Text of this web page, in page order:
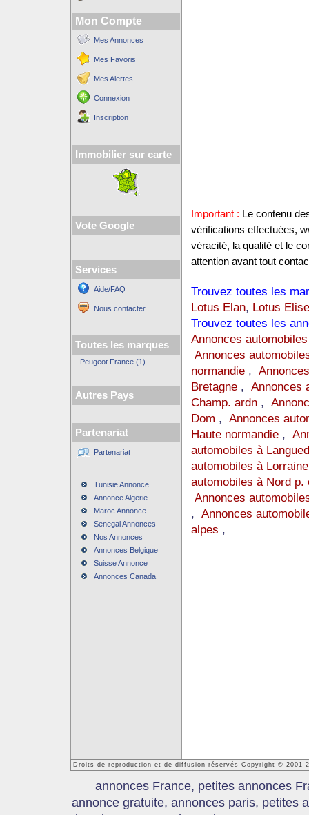
Mon Compte
Mes Annonces
Mes Favoris
Mes Alertes
Connexion
Inscription
Immobilier sur carte
Vote Google
Services
Aide/FAQ
Nous contacter
Toutes les marques
Peugeot France (1)
Autres Pays
Partenariat
Partenariat
Tunisie Annonce
Annonce Algerie
Maroc Annonce
Senegal Annonces
Nos Annonces
Annonces Belgique
Suisse Annonce
Annonces Canada
Important : Le contenu
vérifications effectuées,
véracité, la qualité et le
attention avant tout
Trouvez toutes les
Lotus Elan, Lotus Elise
Trouvez toutes les
Annonces
Annonces
normandie,
Bretagne, Annonces
Champ. ardn,
Dom , Annonces
Haute normandie,
automobiles à
automobiles à Lorraine
automobiles à Nord p.
Annonces
, Annonces
alpes ,
Droits de reproduction et de diffusion réservés Copyright © 2001-
annonces France, petites annonces
annonce gratuite, annonces paris, petites